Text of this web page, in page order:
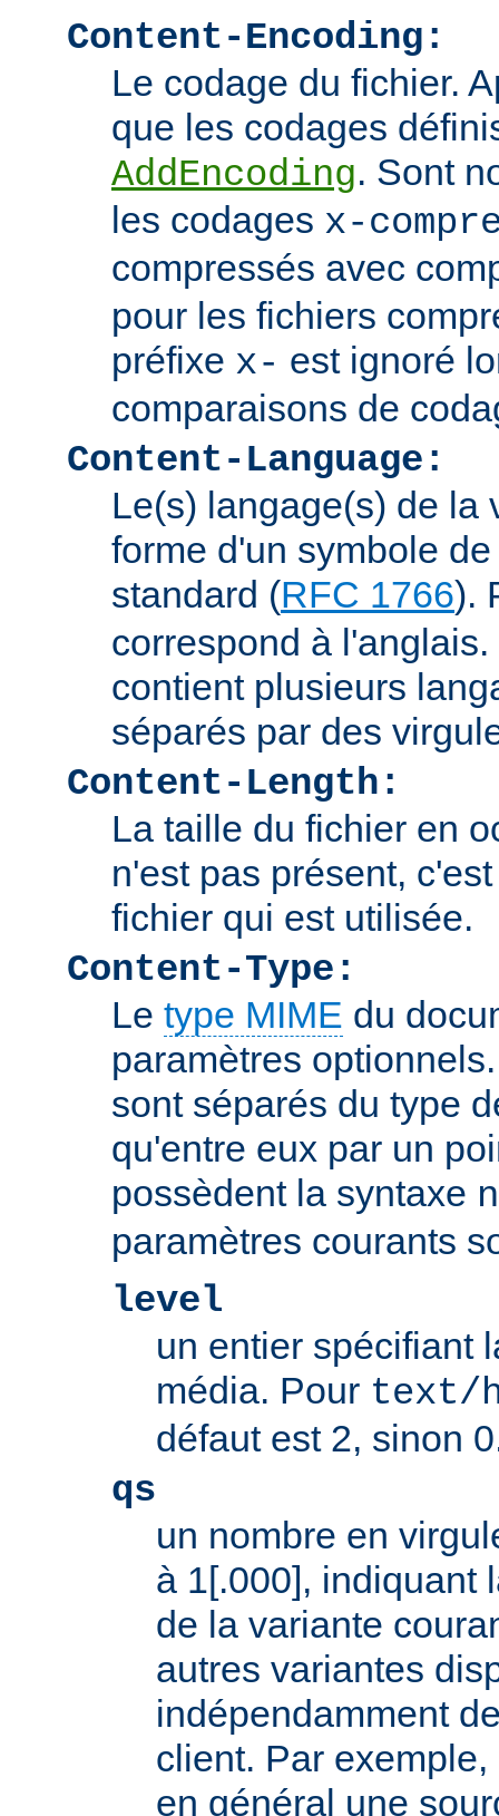
Content-Encoding:
Le codage du fichier.
que les codages
AddEncoding. Sont
les codages x-
compressés avec
pour les fichiers
préfixe x- est ignoré
comparaisons de
Content-Language:
Le(s) langage(s) de la
forme d'un symbole
standard (RFC 1766).
correspond à
contient plusieurs
séparés par des
Content-Length:
La taille du fichier en
n'est pas présent,
fichier qui est utilisée.
Content-Type:
Le type MIME du
paramètres
sont séparés du type
qu'entre eux par un
possèdent la syntaxe
paramètres courants
level
un entier spécifiant
média. Pour text/
défaut est 2, sinon
qs
un nombre en
à 1[.000], indiquant
de la variante
autres variantes
indépendamment
client. Par
en général une